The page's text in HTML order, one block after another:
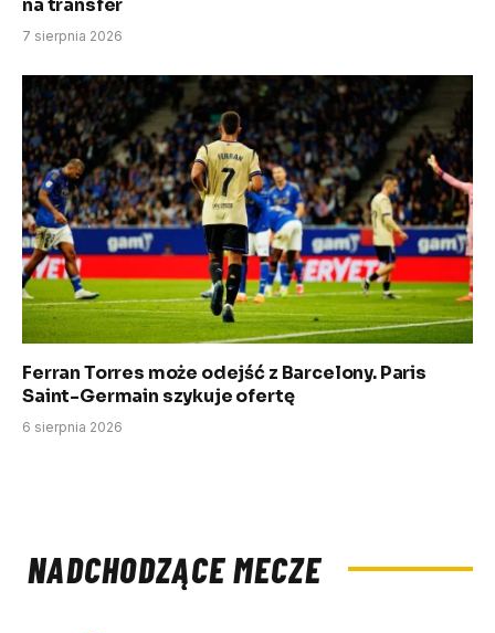
na transfer
7 sierpnia 2026
Ferran Torres może odejść z Barcelony. Paris
Saint-Germain szykuje ofertę
6 sierpnia 2026
NADCHODZĄCE MECZE